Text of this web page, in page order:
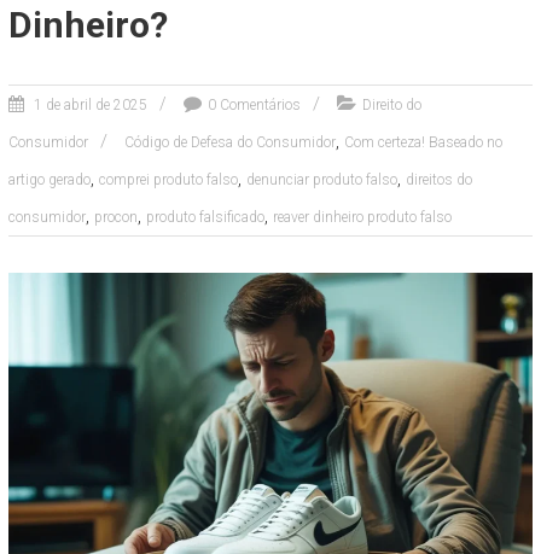
Dinheiro?
1 de abril de 2025 0 Comentários Direito do
Consumidor Código de Defesa do Consumidor, Com certeza! Baseado no
artigo gerado, comprei produto falso, denunciar produto falso, direitos do
consumidor, procon, produto falsificado, reaver dinheiro produto falso